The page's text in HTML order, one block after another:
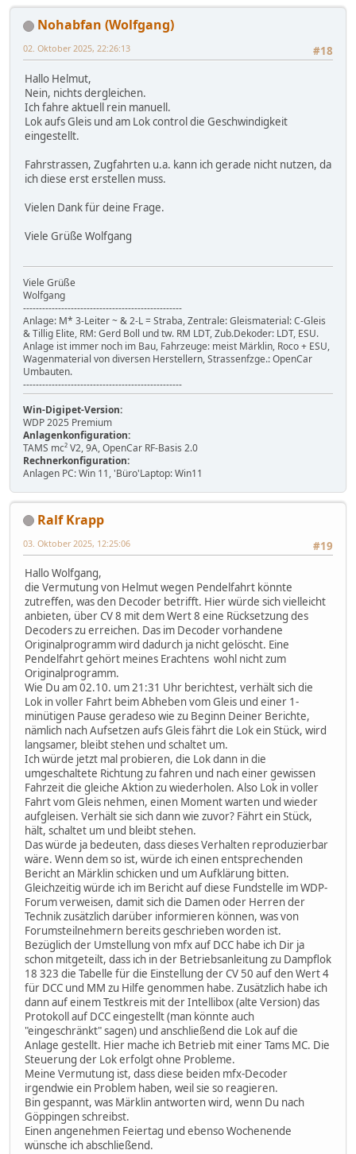
Nohabfan (Wolfgang)
#18
02. Oktober 2025, 22:26:13
Hallo Helmut,
Nein, nichts dergleichen.
Ich fahre aktuell rein manuell.
Lok aufs Gleis und am Lok control die Geschwindigkeit
eingestellt.
Fahrstrassen, Zugfahrten u.a. kann ich gerade nicht nutzen, da
ich diese erst erstellen muss.
Vielen Dank für deine Frage.
Viele Grüße Wolfgang
Viele Grüße
Wolfgang
--------------------------------------------------
Anlage: M* 3-Leiter ~ & 2-L = Straba, Zentrale: Gleismaterial: C-Gleis
& Tillig Elite, RM: Gerd Boll und tw. RM LDT, Zub.Dekoder: LDT, ESU.
Anlage ist immer noch im Bau, Fahrzeuge: meist Märklin, Roco + ESU,
Wagenmaterial von diversen Herstellern, Strassenfzge.: OpenCar
Umbauten.
--------------------------------------------------
Win-Digipet-Version:
WDP 2025 Premium
Anlagenkonfiguration:
TAMS mc² V2, 9A, OpenCar RF-Basis 2.0
Rechnerkonfiguration:
Anlagen PC: Win 11, 'Büro'Laptop: Win11
Ralf Krapp
#19
03. Oktober 2025, 12:25:06
Hallo Wolfgang,
die Vermutung von Helmut wegen Pendelfahrt könnte
zutreffen, was den Decoder betrifft. Hier würde sich vielleicht
anbieten, über CV 8 mit dem Wert 8 eine Rücksetzung des
Decoders zu erreichen. Das im Decoder vorhandene
Originalprogramm wird dadurch ja nicht gelöscht. Eine
Pendelfahrt gehört meines Erachtens wohl nicht zum
Originalprogramm.
Wie Du am 02.10. um 21:31 Uhr berichtest, verhält sich die
Lok in voller Fahrt beim Abheben vom Gleis und einer 1-
minütigen Pause geradeso wie zu Beginn Deiner Berichte,
nämlich nach Aufsetzen aufs Gleis fährt die Lok ein Stück, wird
langsamer, bleibt stehen und schaltet um.
Ich würde jetzt mal probieren, die Lok dann in die
umgeschaltete Richtung zu fahren und nach einer gewissen
Fahrzeit die gleiche Aktion zu wiederholen. Also Lok in voller
Fahrt vom Gleis nehmen, einen Moment warten und wieder
aufgleisen. Verhält sie sich dann wie zuvor? Fährt ein Stück,
hält, schaltet um und bleibt stehen.
Das würde ja bedeuten, dass dieses Verhalten reproduzierbar
wäre. Wenn dem so ist, würde ich einen entsprechenden
Bericht an Märklin schicken und um Aufklärung bitten.
Gleichzeitig würde ich im Bericht auf diese Fundstelle im WDP-
Forum verweisen, damit sich die Damen oder Herren der
Technik zusätzlich darüber informieren können, was von
Forumsteilnehmern bereits geschrieben worden ist.
Bezüglich der Umstellung von mfx auf DCC habe ich Dir ja
schon mitgeteilt, dass ich in der Betriebsanleitung zu Dampflok
18 323 die Tabelle für die Einstellung der CV 50 auf den Wert 4
für DCC und MM zu Hilfe genommen habe. Zusätzlich habe ich
dann auf einem Testkreis mit der Intellibox (alte Version) das
Protokoll auf DCC eingestellt (man könnte auch
"eingeschränkt" sagen) und anschließend die Lok auf die
Anlage gestellt. Hier mache ich Betrieb mit einer Tams MC. Die
Steuerung der Lok erfolgt ohne Probleme.
Meine Vermutung ist, dass diese beiden mfx-Decoder
irgendwie ein Problem haben, weil sie so reagieren.
Bin gespannt, was Märklin antworten wird, wenn Du nach
Göppingen schreibst.
Einen angenehmen Feiertag und ebenso Wochenende
wünsche ich abschließend.